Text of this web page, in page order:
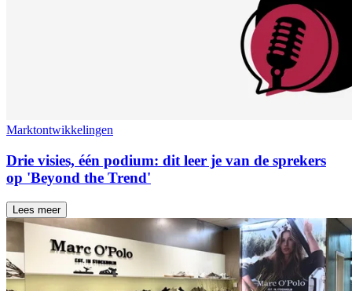
Marktontwikkelingen
Drie visies, één podium: dit leer je van de sprekers
op 'Beyond the Trend'
Lees meer